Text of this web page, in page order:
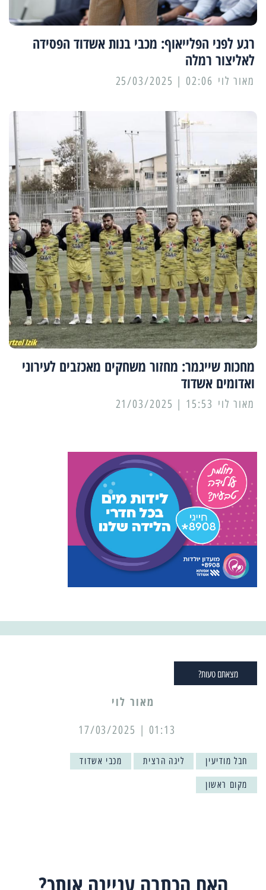
רגע לפני הפלייאוף: מכבי בנות אשדוד הפסידה
לאליצור רמלה
מאור לוי 02:06 | 25/03/2025
מחכות שייגמר: מחזור משחקים מאכזבים לעירוני
ואדומים אשדוד
מאור לוי 15:53 | 21/03/2025
מצאתם טעות?
מאור לוי
01:13 | 17/03/2025
חבל מודיעין ליגה הרצית מכבי אשדוד
מקום ראשון